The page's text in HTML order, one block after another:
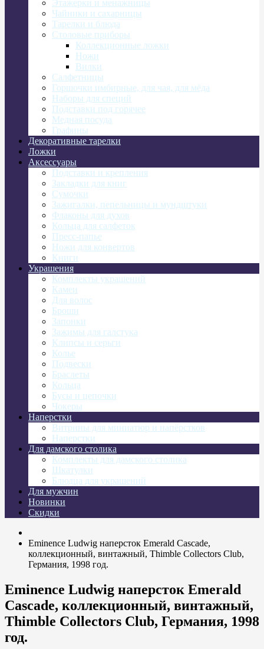
Этажерки и менажницы
Чайники и сахарницы
Тарелки и блюда
Столовые приборы
Коллекционные ложки
Ножи
Вилки
Салфетницы
Горшочки имбирные, для чая, для мёда
Наборы для специй
Подставки под горячее
Медная посуда
Графины
Декоративные тарелки
Ложки
Аксессуары
Подставки и крепления
Закладки для книг
Сумочки
Зажигалки, пепельницы и мундштуки
Флаконы для духов
Кольца для салфеток
Пресс-папье
Ножи для конвертов
Книги
Украшения
Комплекты украшений
Камеи
Для волос
Броши
Запонки
Зажимы для галстука
Клипсы и серьги
Колье
Подвески
Браслеты
Кольца
Бусы и цепочки
Чокеры
Наперстки
Витрины для миниатюр и напёрстков
Наперстки
Для дамского столика
Комплекты для дамского столика
Шкатулки
Блюдца для украшений
Для мужчин
Новинки
Скидки
Eminence Ludwig наперсток Emerald Cascade,
коллекционный, винтажный, Thimble Collectors Club,
Германия, 1998 год.
Eminence Ludwig наперсток Emerald
Cascade, коллекционный, винтажный,
Thimble Collectors Club, Германия, 1998
год.